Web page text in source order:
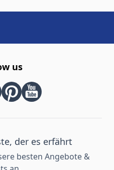
us
der es erfährt
besten Angebote &